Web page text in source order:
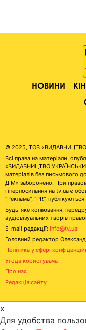
НОВИНИ
© 2025, ТОВ «ВИДАВНИЦТВО
Всі права на матеріали,
«ВИДАВНИЦТВО
матеріалів без
ДІМ» заборонено. При
гіперпосилання на tv.ua є
"Реклама", "PR",
Будь-яке копіювання,
аудіовізуальних творів
E-mail редакції: info@tv.ua
Головний редактор
Політика у сфері
Угода користувача
Про нас
Редакція сайту
x
Для удобства